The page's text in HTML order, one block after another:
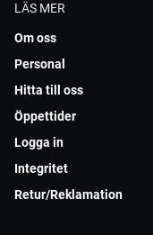
LÄS MER
Om oss
Personal
Hitta till oss
Öppettider
Logga in
Integritet
Retur/Reklamation